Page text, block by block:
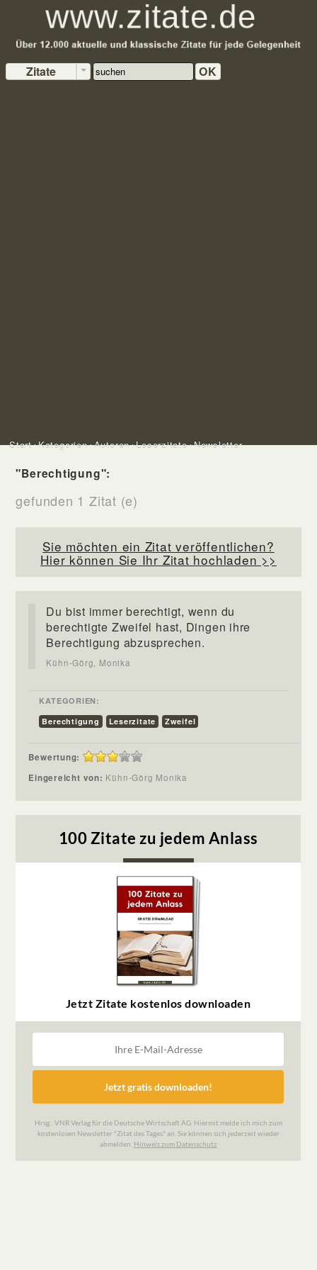
Zitate OK
Start Kategorien Autoren Leserzitate Newsletter
"Berechtigung":
gefunden 1 Zitat (e)
Sie möchten ein Zitat veröffentlichen?
Hier können Sie Ihr Zitat hochladen >>
Du bist immer berechtigt, wenn du
berechtigte Zweifel hast, Dingen ihre
Berechtigung abzusprechen.
Kühn-Görg, Monika
KATEGORIEN:
Berechtigung
Leserzitate Zweifel
Bewertung:
Eingereicht von: Kühn-Görg Monika